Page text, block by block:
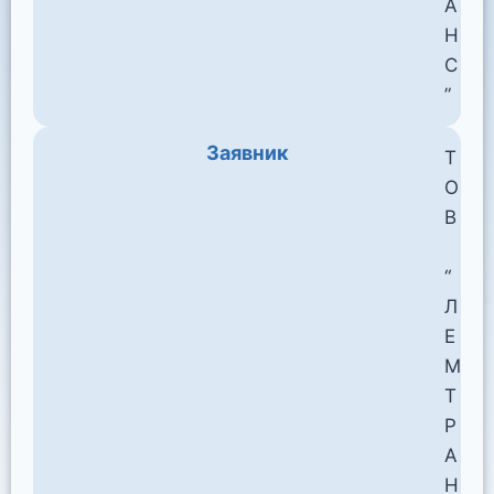
А
Н
С
”
Заявник
Т
О
В
“
Л
Е
М
Т
Р
А
Н